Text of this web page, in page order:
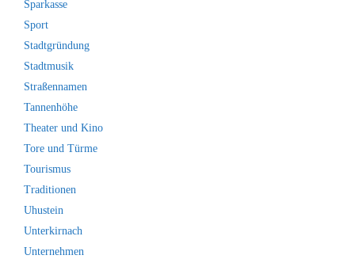
Sparkasse
Sport
Stadtgründung
Stadtmusik
Straßennamen
Tannenhöhe
Theater und Kino
Tore und Türme
Tourismus
Traditionen
Uhustein
Unterkirnach
Unternehmen